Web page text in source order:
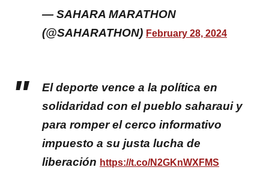
— SAHARA MARATHON
(@SAHARATHON) February 28, 2024
El deporte vence a la política en
solidaridad con el pueblo saharaui y
para romper el cerco informativo
impuesto a su justa lucha de
liberación https://t.co/N2GKnWXFMS